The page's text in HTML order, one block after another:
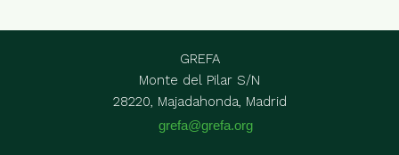
GREFA
Monte del Pilar S/N
28220, Majadahonda, Madrid
grefa@grefa.org